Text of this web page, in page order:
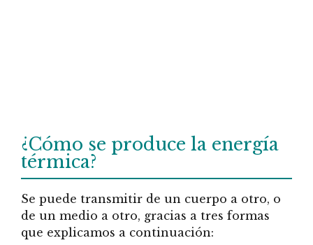
¿Cómo se produce la energía
térmica?
Se puede transmitir de un cuerpo a otro, o
de un medio a otro, gracias a tres formas
que explicamos a continuación: